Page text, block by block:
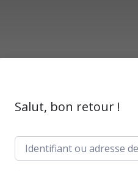
Salut, bon retour !